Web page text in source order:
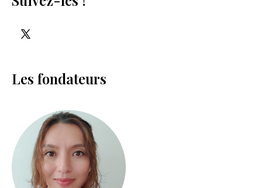
Les fondateurs